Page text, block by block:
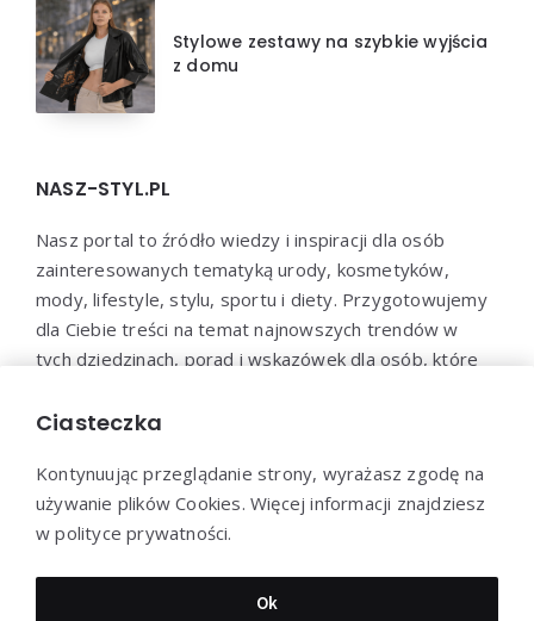
Stylowe zestawy na szybkie wyjścia
z domu
NASZ-STYL.PL
Nasz portal to źródło wiedzy i inspiracji dla osób
zainteresowanych tematyką urody, kosmetyków,
mody, lifestyle, stylu, sportu i diety. Przygotowujemy
dla Ciebie treści na temat najnowszych trendów w
tych dziedzinach, porad i wskazówek dla osób, które
Dołącz do naszej społeczności i bądź na bieżąco z
Dziękujemy za wizytę - Nasz-styl.pl © 2022
Ciasteczka
Kontynuując przeglądanie strony, wyrażasz zgodę na
używanie plików Cookies. Więcej informacji znajdziesz
w polityce prywatności.
Ok